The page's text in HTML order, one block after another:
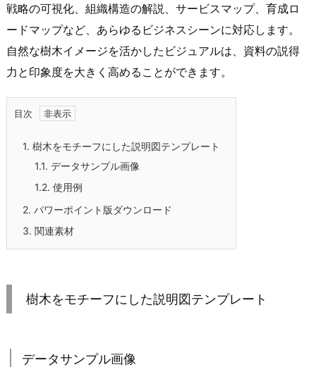
戦略の可視化、組織構造の解説、サービスマップ、育成ロ
ードマップなど、あらゆるビジネスシーンに対応します。
自然な樹木イメージを活かしたビジュアルは、資料の説得
力と印象度を大きく高めることができます。
目次
1. 樹木をモチーフにした説明図テンプレート
1.1. データサンプル画像
1.2. 使用例
2. パワーポイント版ダウンロード
3. 関連素材
樹木をモチーフにした説明図テンプレート
データサンプル画像